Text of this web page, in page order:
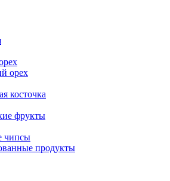
орех
косточка
фрукты
чипсы
продукты